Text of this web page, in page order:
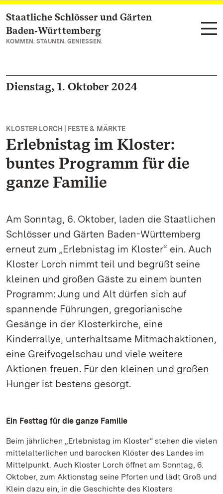
Zum Hauptinhalt springen
Staatliche Schlösser und Gärten
Baden‑Württemberg
KOMMEN. STAUNEN. GENIESSEN.
Dienstag, 1. Oktober 2024
KLOSTER LORCH | FESTE & MÄRKTE
Erlebnistag im Kloster:
buntes Programm für die
ganze Familie
Am Sonntag, 6. Oktober, laden die Staatlichen
Schlösser und Gärten Baden-Württemberg
erneut zum „Erlebnistag im Kloster“ ein. Auch
Kloster Lorch nimmt teil und begrüßt seine
kleinen und großen Gäste zu einem bunten
Programm: Jung und Alt dürfen sich auf
spannende Führungen, gregorianische
Gesänge in der Klosterkirche, eine
Kinderrallye, unterhaltsame Mitmachaktionen,
eine Greifvogelschau und viele weitere
Aktionen freuen. Für den kleinen und großen
Hunger ist bestens gesorgt.
Ein Festtag für die ganze Familie
Beim jährlichen „Erlebnistag im Kloster“ stehen die vielen
mittelalterlichen und barocken Klöster des Landes im
Mittelpunkt. Auch Kloster Lorch öffnet am Sonntag, 6.
Oktober, zum Aktionstag seine Pforten und lädt Groß und
Klein dazu ein, in die Geschichte des Klosters